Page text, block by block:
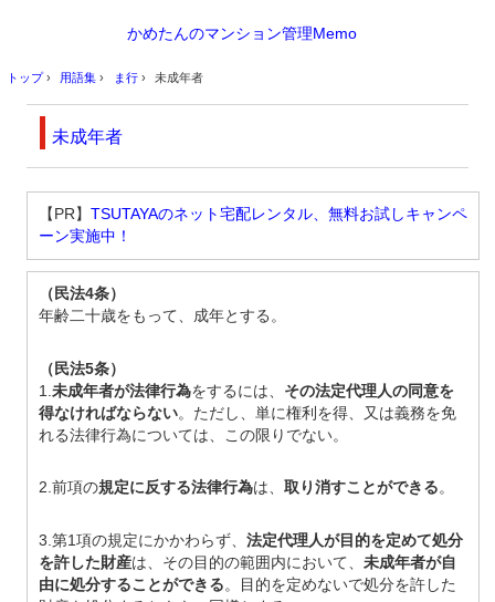
かめたんのマンション管理Memo
トップ› 用語集 › ま行› 未成年者
未成年者
【PR】 TSUTAYAのネット宅配レンタル、無料お試しキャンペ
ーン実施中！
（民法4条）
年齢二十歳をもって、成年とする。
（民法5条）
1. 未成年者が法律行為をするには、 その法定代理人の同意を
得なければならない。ただし、単に権利を得、又は義務を免
れる法律行為については、この限りでない。
2.前項の規定に反する法律行為は、 取り消すことができる。
3.第1項の規定にかかわらず、 法定代理人が目的を定めて処分
を許した財産は、その目的の範囲内において、 未成年者が自
由に処分することができる 。目的を定めないで処分を許した